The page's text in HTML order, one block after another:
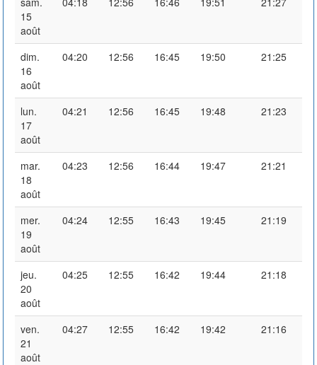
15
août
dim.
16
août
04:20 12:56 16:45 19:50 21:25
lun.
17
août
04:21 12:56 16:45 19:48 21:23
mar.
18
août
04:23 12:56 16:44 19:47 21:21
mer.
19
août
04:24 12:55 16:43 19:45 21:19
jeu.
20
août
04:25 12:55 16:42 19:44 21:18
ven.
21
août
04:27 12:55 16:42 19:42 21:16